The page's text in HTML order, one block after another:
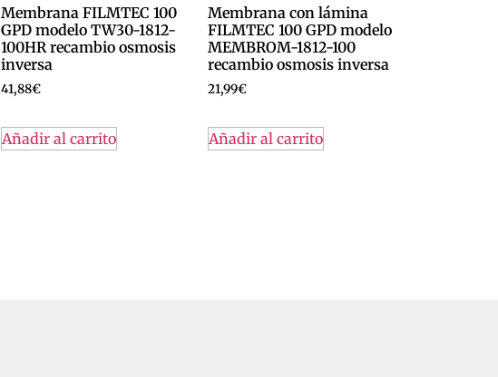
Membrana FILMTEC 100
GPD modelo TW30-1812-
100HR recambio osmosis
inversa
41,88€
Añadir al carrito
Membrana con lámina
FILMTEC 100 GPD modelo
MEMBROM-1812-100
recambio osmosis inversa
21,99€
Añadir al carrito